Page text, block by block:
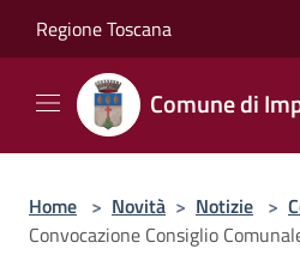
Regione Toscana
Comune di
Home > Novità > Notizie >
Convocazione Consiglio